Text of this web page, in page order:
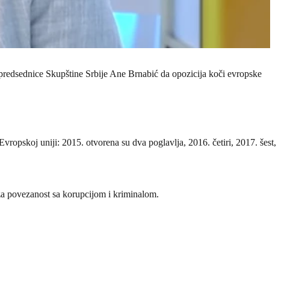
Skupštine Srbije Ane Brnabić da opozicija koči evropske
uniji: 2015. otvorena su dva poglavlja, 2016. četiri, 2017. šest,
povezanost sa korupcijom i kriminalom.